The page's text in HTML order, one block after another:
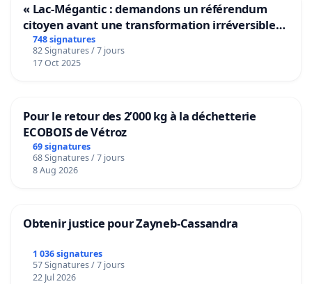
« Lac-Mégantic : demandons un référendum
citoyen avant une transformation irréversible
de notre territoire »
748 signatures
82 Signatures / 7 jours
17 Oct 2025
Pour le retour des 2’000 kg à la déchetterie
ECOBOIS de Vétroz
69 signatures
68 Signatures / 7 jours
8 Aug 2026
Obtenir justice pour Zayneb-Cassandra
1 036 signatures
57 Signatures / 7 jours
22 Jul 2026